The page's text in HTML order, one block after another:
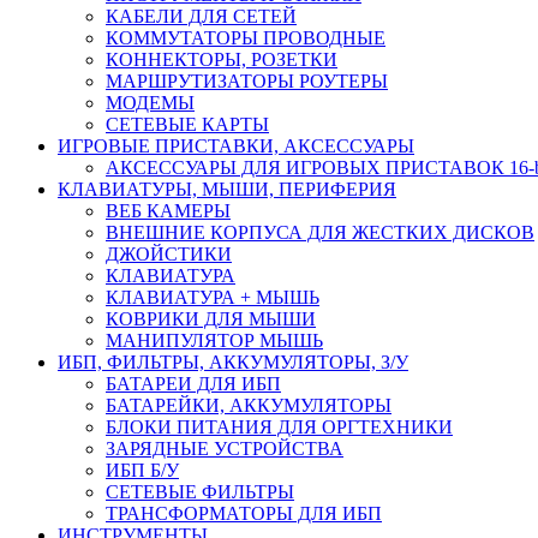
КАБЕЛИ ДЛЯ СЕТЕЙ
КОММУТАТОРЫ ПРОВОДНЫЕ
КОННЕКТОРЫ, РОЗЕТКИ
МАРШРУТИЗАТОРЫ РОУТЕРЫ
МОДЕМЫ
СЕТЕВЫЕ КАРТЫ
ИГРОВЫЕ ПРИСТАВКИ, АКСЕССУАРЫ
АКСЕССУАРЫ ДЛЯ ИГРОВЫХ ПРИСТАВОК 16-
КЛАВИАТУРЫ, МЫШИ, ПЕРИФЕРИЯ
ВЕБ КАМЕРЫ
ВНЕШНИЕ КОРПУСА ДЛЯ ЖЕСТКИХ ДИСКОВ
ДЖОЙСТИКИ
КЛАВИАТУРА
КЛАВИАТУРА + МЫШЬ
КОВРИКИ ДЛЯ МЫШИ
МАНИПУЛЯТОР МЫШЬ
ИБП, ФИЛЬТРЫ, АККУМУЛЯТОРЫ, З/У
БАТАРЕИ ДЛЯ ИБП
БАТАРЕЙКИ, АККУМУЛЯТОРЫ
БЛОКИ ПИТАНИЯ ДЛЯ ОРГТЕХНИКИ
ЗАРЯДНЫЕ УСТРОЙСТВА
ИБП Б/У
СЕТЕВЫЕ ФИЛЬТРЫ
ТРАНСФОРМАТОРЫ ДЛЯ ИБП